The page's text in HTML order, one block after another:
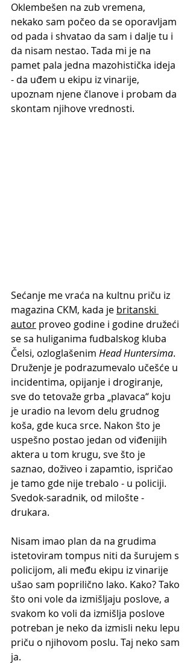
Oklembešen na zub vremena,
nekako sam počeo da se oporavljam
od pada i shvatao da sam i dalje tu i
da nisam nestao. Tada mi je na
pamet pala jedna mazohistička ideja
- da uđem u ekipu iz vinarije,
upoznam njene članove i probam da
skontam njihove vrednosti.
Sećanje me vraća na kultnu priču iz
magazina CKM, kada je britanski
autor proveo godine i godine družeći
se sa huliganima fudbalskog kluba
Čelsi, ozloglašenim Head Huntersima.
Druženje je podrazumevalo učešće u
incidentima, opijanje i drogiranje,
sve do tetovaže grba „plavaca“ koju
je uradio na levom delu grudnog
koša, gde kuca srce. Nakon što je
uspešno postao jedan od viđenijih
aktera u tom krugu, sve što je
saznao, doživeo i zapamtio, ispričao
je tamo gde nije trebalo - u policiji.
Svedok-saradnik, od milošte -
drukara.
Nisam imao plan da na grudima
istetoviram tompus niti da šurujem s
policijom, ali među ekipu iz vinarije
ušao sam poprilično lako. Kako? Tako
što oni vole da izmišljaju poslove, a
svakom ko voli da izmišlja poslove
potreban je neko da izmisli neku lepu
priču o njihovom poslu. Taj neko sam
ja.